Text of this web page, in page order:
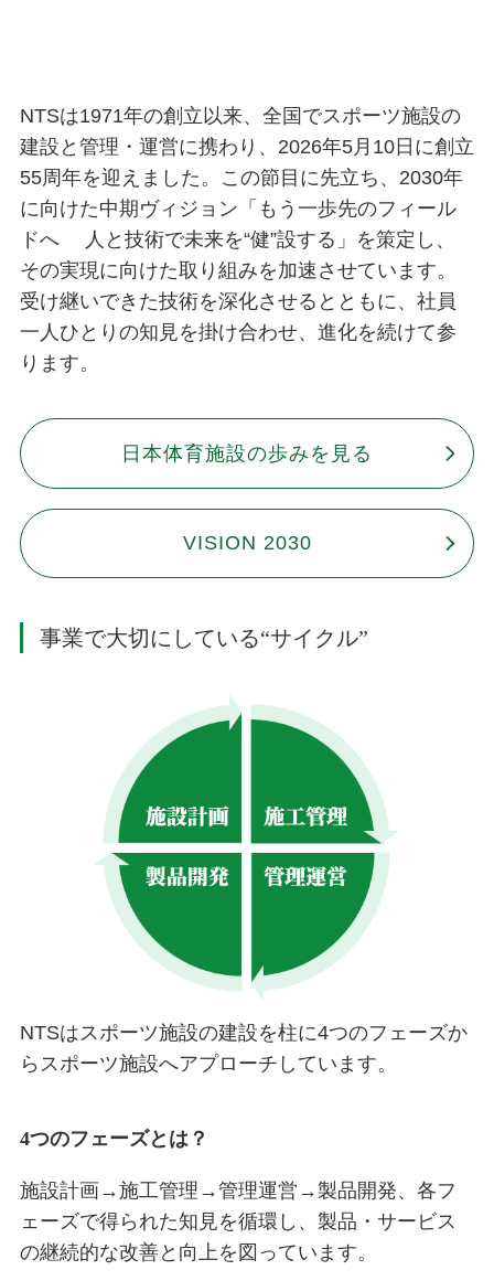
NTSは1971年の創立以来、全国でスポーツ施設の
建設と管理・運営に携わり、2026年5月10日に創立
55周年を迎えました。この節目に先立ち、2030年
に向けた中期ヴィジョン「もう一歩先のフィール
ドへ 人と技術で未来を“健”設する」を策定し、
その実現に向けた取り組みを加速させています。
受け継いできた技術を深化させるとともに、社員
一人ひとりの知見を掛け合わせ、進化を続けて参
ります。
日本体育施設の歩みを見る
VISION 2030
事業で大切にしている“サイクル”
NTSはスポーツ施設の建設を柱に4つのフェーズか
らスポーツ施設へアプローチしています。
4つのフェーズとは？
施設計画→施工管理→管理運営→製品開発、各フ
ェーズで得られた知見を循環し、製品・サービス
の継続的な改善と向上を図っています。